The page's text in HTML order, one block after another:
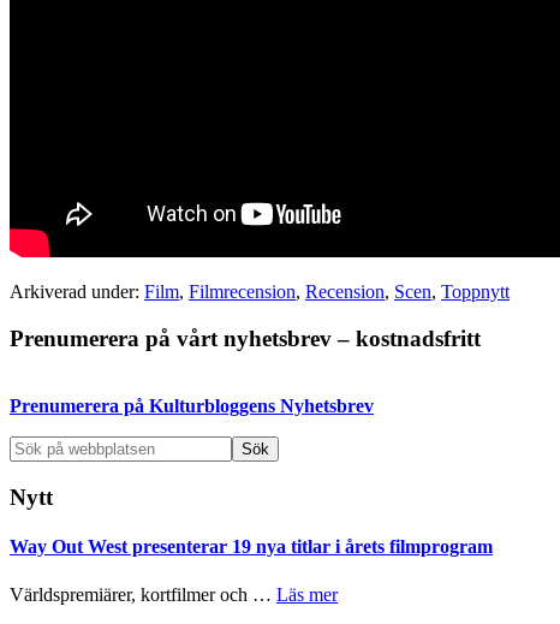
Arkiverad under: Film, Filmrecension, Recension, Scen, Toppnytt
Primärt
Prenumerera på vårt nyhetsbrev – kostnadsfritt
Prenumerera på Kulturbloggens Nyhetsbrev
Sök
på
webbplatsen
Nytt
Way Out West presenterar 19 nya titlar i årets filmprogram
Världspremiärer, kortfilmer och … Läs merom